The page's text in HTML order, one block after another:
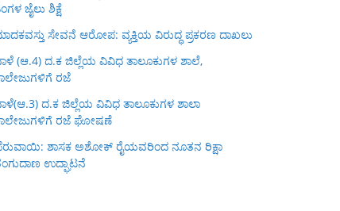
ಜೈಲು ಶಿಕ್ಷೆ
ಸೇವನೆ ಆರೋಪ: ವ್ಯಕ್ತಿಯ ವಿರುದ್ಧ ಪ್ರಕರಣ ದಾಖಲು
(ಆ.4) ದ.ಕ ಜಿಲ್ಲೆಯ ವಿವಿಧ ತಾಲೂಕುಗಳ ಶಾಲೆ,
ರಜೆ
ದ.ಕ ಜಿಲ್ಲೆಯ ವಿವಿಧ ತಾಲೂಕುಗಳ ಶಾಲಾ
ರಜೆ ಘೋಷಣೆ
ಶಾಸಕ ಅಶೋಕ್ ರೈಯವರಿಂದ ನೂತನ ರಿಕ್ಷಾ
ಉದ್ಘಾಟನೆ